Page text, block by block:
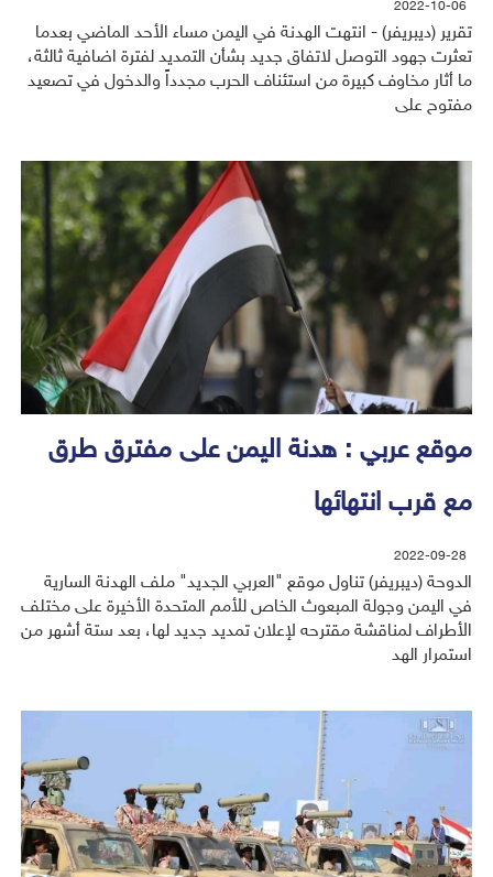
2022-10-06
تقرير (ديبريفر) - انتهت الهدنة في اليمن مساء الأحد الماضي بعدما
تعثرت جهود التوصل لاتفاق جديد بشأن التمديد لفترة اضافية ثالثة،
ما أثار مخاوف كبيرة من استئناف الحرب مجدداً والدخول في تصعيد
مفتوح على
موقع عربي : هدنة اليمن على مفترق طرق
مع قرب انتهائها
2022-09-28
الدوحة (ديبريفر) تناول موقع "العربي الجديد" ملف الهدنة السارية
في اليمن وجولة المبعوث الخاص للأمم المتحدة الأخيرة على مختلف
الأطراف لمناقشة مقترحه لإعلان تمديد جديد لها، بعد ستة أشهر من
استمرار الهد